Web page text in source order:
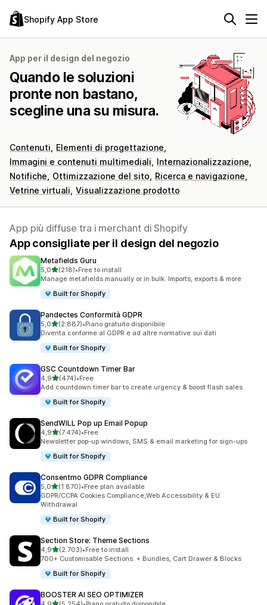
Shopify App Store
App per il design del negozio
Quando le soluzioni
pronte non bastano,
scegline una su misura.
Contenuti
Elementi di progettazione
Immagini e contenuti multimediali
Internazionalizzazione
Notifiche
Ottimizzazione del sito
Ricerca e navigazione
Vetrine virtuali Visualizzazione prodotto
App più diffuse tra i merchant di Shopify
App consigliate per il design del negozio
Metafields Guru
5,0stelle su 5
(218)
218 recensioni totali
•Free to install
Manage metafields manually or in bulk. Imports, exports & more
Built for Shopify
Pandectes Conformità GDPR
5,0stelle su 5
(2.887)
2887 recensioni totali
•Piano gratuito disponibile
Diventa conforme al GDPR e ad altre normative sui dati
Built for Shopify
GSC Countdown Timer Bar
4,9stelle su 5
(474)
474 recensioni totali
•Free
Add countdown timer bar to create urgency & boost flash sales
Built for Shopify
SendWILL Pop up Email Popup
4,9stelle su 5
(7.474)
7474 recensioni totali
•Free
Newsletter pop-up windows, SMS & email marketing for sign-ups
Built for Shopify
Consentmo GDPR Compliance
5,0stelle su 5
(1.870)
1870 recensioni totali
•Free plan available
GDPR/CCPA Cookies Compliance,Web Accessibility & EU
Withdrawal
Built for Shopify
Section Store: Theme Sections
4,9stelle su 5
(2.703)
2703 recensioni totali
•Free to install
700+ Customisable Sections. + Bundles, Cart Drawer & Blocks
Built for Shopify
BOOSTER AI SEO OPTIMIZER
stelle su 5